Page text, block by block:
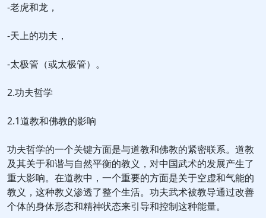
-老虎和龙，
-天上的功夫，
-太极管（或太极管）。
2.功夫哲学
2.1道教和佛教的影响
功夫哲学的一个关键方面是与道教和佛教的紧密联系。道教
及其关于和谐与自然平衡的教义，对中国武术的发展产生了
重大影响。在道教中，一个重要的方面是关于空虚和气能的
教义，这种教义渗透了整个生活。功夫武术被教导通过改善
个体的身体形态和精神状态来引导和控制这种能量。